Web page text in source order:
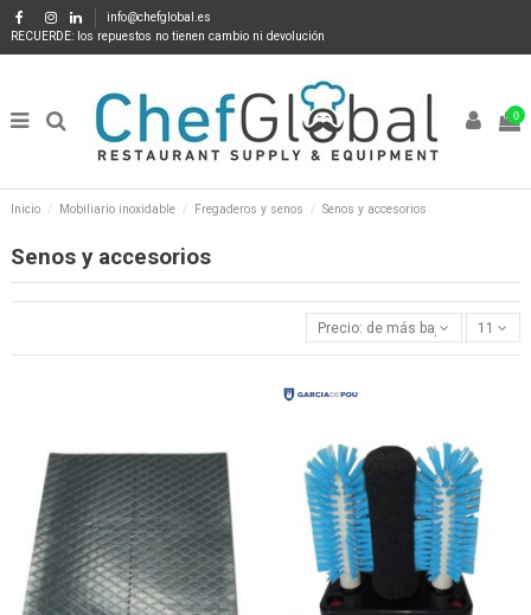
info@chefglobal.es
RECUERDE: los repuestos no tienen cambio ni devolución
0
Inicio Mobiliario inoxidable Fregaderos y senos Senos y accesorios
Senos y accesorios
Precio: de más bajo a más alto
11